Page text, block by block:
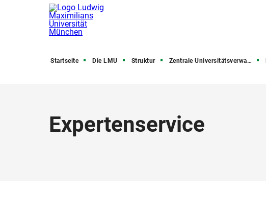
Startseite Die LMU Struktur Zentrale Universitätsverwaltung
Expertenservice